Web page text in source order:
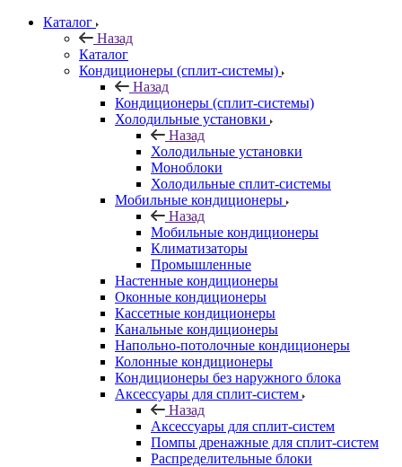
Каталог
Назад
Каталог
Кондиционеры (сплит-системы)
Назад
Кондиционеры (сплит-системы)
Холодильные установки
Назад
Холодильные установки
Моноблоки
Холодильные сплит-системы
Мобильные кондиционеры
Назад
Мобильные кондиционеры
Климатизаторы
Промышленные
Настенные кондиционеры
Оконные кондиционеры
Кассетные кондиционеры
Канальные кондиционеры
Напольно-потолочные кондиционеры
Колонные кондиционеры
Кондиционеры без наружного блока
Аксессуары для сплит-систем
Назад
Аксессуары для сплит-систем
Помпы дренажные для сплит-систем
Распределительные блоки